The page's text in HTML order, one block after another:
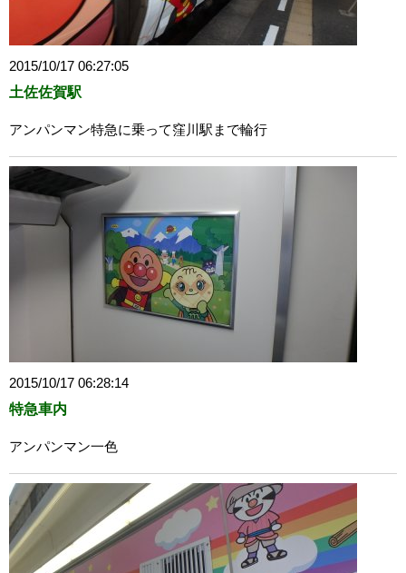
2015/10/17 06:27:05
土佐佐賀駅
アンパンマン特急に乗って窪川駅まで輪行
2015/10/17 06:28:14
特急車内
アンパンマン一色